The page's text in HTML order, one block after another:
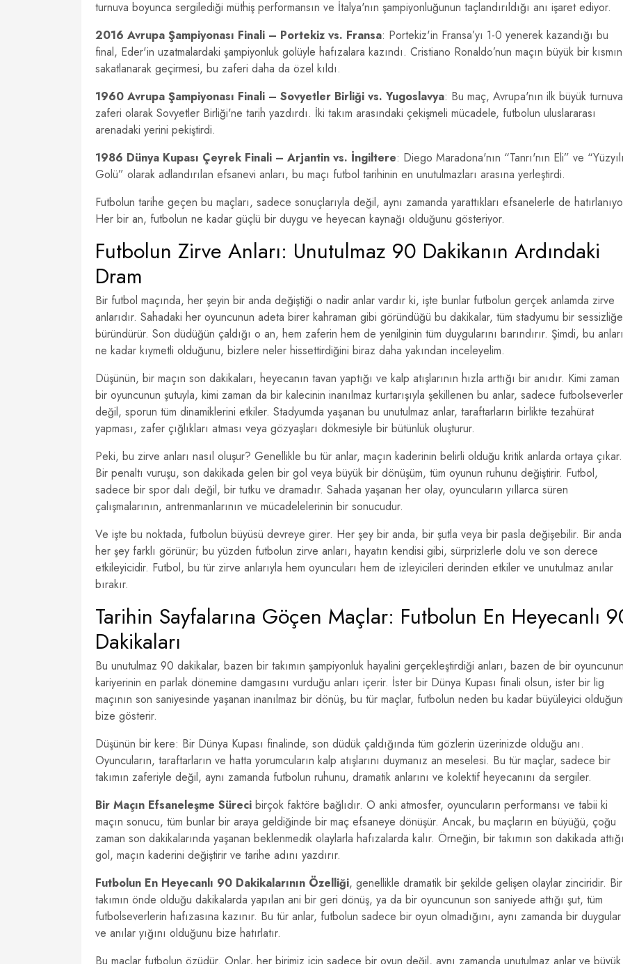
turnuva boyunca sergilediği müthiş performansın ve İtalya'nın şampiyonluğunun taçlandırıldığı anı işaret ediyor.
2016 Avrupa Şampiyonası Finali – Portekiz vs. Fransa: Portekiz'in Fransa’yı 1-0 yenerek kazandığı bu
final, Eder'in uzatmalardaki şampiyonluk golüyle hafızalara kazındı. Cristiano Ronaldo’nun maçın büyük bir
sakatlanarak geçirmesi, bu zaferi daha da özel kıldı.
1960 Avrupa Şampiyonası Finali – Sovyetler Birliği vs. Yugoslavya: Bu maç, Avrupa'nın ilk büyük turnuva
zaferi olarak Sovyetler Birliği'ne tarih yazdırdı. İki takım arasındaki çekişmeli mücadele, futbolun uluslararası
arenadaki yerini pekiştirdi.
1986 Dünya Kupası Çeyrek Finali – Arjantin vs. İngiltere: Diego Maradona'nın “Tanrı'nın Eli” ve
Golü” olarak adlandırılan efsanevi anları, bu maçı futbol tarihinin en unutulmazları arasına yerleştirdi.
Futbolun tarihe geçen bu maçları, sadece sonuçlarıyla değil, aynı zamanda yarattıkları efsanelerle de
Her bir an, futbolun ne kadar güçlü bir duygu ve heyecan kaynağı olduğunu gösteriyor.
Futbolun Zirve Anları: Unutulmaz 90 Dakikanın Ardındaki
Dram
Bir futbol maçında, her şeyin bir anda değiştiği o nadir anlar vardır ki, işte bunlar futbolun gerçek anlamda zirve
anlarıdır. Sahadaki her oyuncunun adeta birer kahraman gibi göründüğü bu dakikalar, tüm stadyumu bir sessizliğe
büründürür. Son düdüğün çaldığı o an, hem zaferin hem de yenilginin tüm duygularını barındırır. Şimdi, bu
ne kadar kıymetli olduğunu, bizlere neler hissettirdiğini biraz daha yakından inceleyelim.
Düşünün, bir maçın son dakikaları, heyecanın tavan yaptığı ve kalp atışlarının hızla arttığı bir anıdır. Kimi zaman
bir oyuncunun şutuyla, kimi zaman da bir kalecinin inanılmaz kurtarışıyla şekillenen bu anlar, sadece
değil, sporun tüm dinamiklerini etkiler. Stadyumda yaşanan bu unutulmaz anlar, taraftarların birlikte tezahürat
yapması, zafer çığlıkları atması veya gözyaşları dökmesiyle bir bütünlük oluşturur.
Peki, bu zirve anları nasıl oluşur? Genellikle bu tür anlar, maçın kaderinin belirli olduğu kritik anlarda ortaya çıkar.
Bir penaltı vuruşu, son dakikada gelen bir gol veya büyük bir dönüşüm, tüm oyunun ruhunu değiştirir. Futbol,
sadece bir spor dalı değil, bir tutku ve dramadır. Sahada yaşanan her olay, oyuncuların yıllarca süren
çalışmalarının, antrenmanlarının ve mücadelelerinin bir sonucudur.
Ve işte bu noktada, futbolun büyüsü devreye girer. Her şey bir anda, bir şutla veya bir pasla değişebilir. Bir anda
her şey farklı görünür; bu yüzden futbolun zirve anları, hayatın kendisi gibi, sürprizlerle dolu ve son derece
etkileyicidir. Futbol, bu tür zirve anlarıyla hem oyuncuları hem de izleyicileri derinden etkiler ve unutulmaz anılar
bırakır.
Tarihin Sayfalarına Göçen Maçlar: Futbolun En Heyecanlı
Dakikaları
Bu unutulmaz 90 dakikalar, bazen bir takımın şampiyonluk hayalini gerçekleştirdiği anları, bazen de bir
kariyerinin en parlak dönemine damgasını vurduğu anları içerir. İster bir Dünya Kupası finali olsun, ister bir lig
maçının son saniyesinde yaşanan inanılmaz bir dönüş, bu tür maçlar, futbolun neden bu kadar büyüleyici
bize gösterir.
Düşünün bir kere: Bir Dünya Kupası finalinde, son düdük çaldığında tüm gözlerin üzerinizde olduğu anı.
Oyuncuların, taraftarların ve hatta yorumcuların kalp atışlarını duymanız an meselesi. Bu tür maçlar, sadece bir
takımın zaferiyle değil, aynı zamanda futbolun ruhunu, dramatik anlarını ve kolektif heyecanını da sergiler.
Bir Maçın Efsaneleşme Süreci birçok faktöre bağlıdır. O anki atmosfer, oyuncuların performansı ve tabii ki
maçın sonucu, tüm bunlar bir araya geldiğinde bir maç efsaneye dönüşür. Ancak, bu maçların en büyüğü, çoğu
zaman son dakikalarında yaşanan beklenmedik olaylarla hafızalarda kalır. Örneğin, bir takımın son dakikada
gol, maçın kaderini değiştirir ve tarihe adını yazdırır.
Futbolun En Heyecanlı 90 Dakikalarının Özelliği, genellikle dramatik bir şekilde gelişen olaylar zinciridir. Bir
takımın önde olduğu dakikalarda yapılan ani bir geri dönüş, ya da bir oyuncunun son saniyede attığı şut, tüm
futbolseverlerin hafızasına kazınır. Bu tür anlar, futbolun sadece bir oyun olmadığını, aynı zamanda bir duygular
ve anılar yığını olduğunu bize hatırlatır.